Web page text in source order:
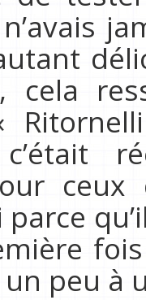
cela
peu à